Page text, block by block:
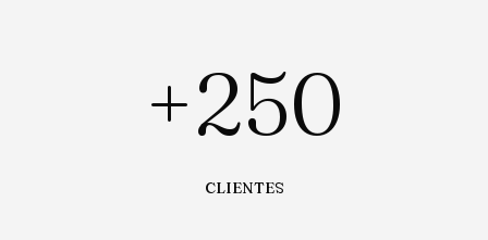
CLIENTES
+250